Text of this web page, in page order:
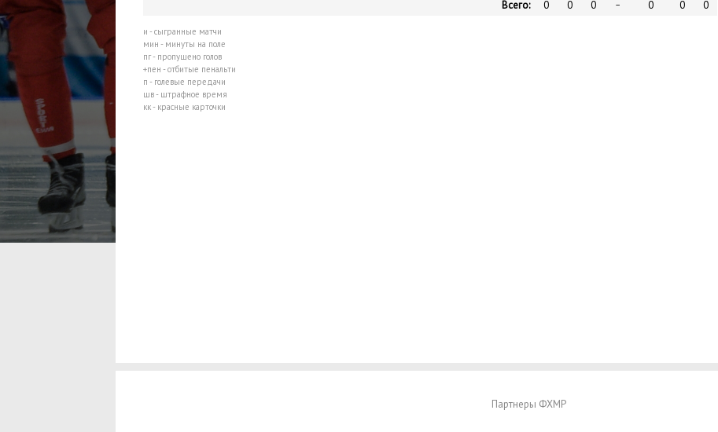
Всего: 0 0 0 – 0 0 0
и - сыгранные матчи
мин - минуты на поле
пг - пропущено голов
+пен - отбитые пенальти
п - голевые передачи
шв - штрафное время
кк - красные карточки
Партнеры ФХМР